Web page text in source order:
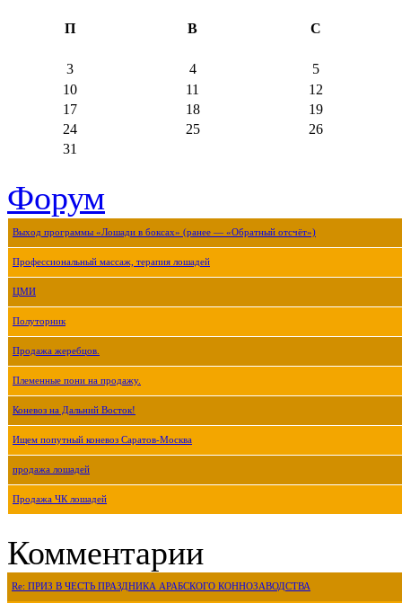
П В С
3 4
5
10
11
12
17
18
19
24
25
26
31
Форум
Выход программы «Лошади в боксах» (ранее — «Обратный отсчёт»)
Профессиональный массаж, терапия лошадей
ЦМИ
Полуторник
Продажа жеребцов.
Племенные пони на продажу.
Коневоз на Дальний Восток!
Ищем попутный коневоз Саратов-Москва
продажа лошадей
Продажа ЧК лошадей
Комментарии
Re: ПРИЗ В ЧЕСТЬ ПРАЗДНИКА АРАБСКОГО КОННОЗАВОДСТВА